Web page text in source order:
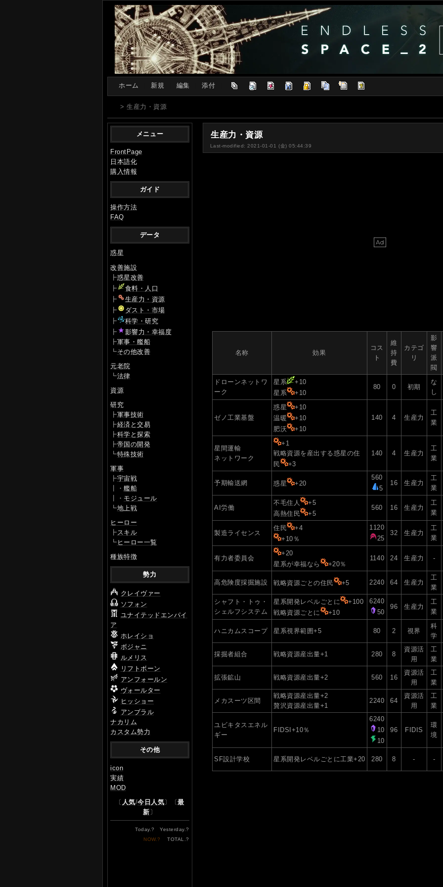
ホーム 新規 編集 添付
> 生産力・資源
生産力・資源
Last-modified: 2021-01-01 (金) 05:44:39
名称 効果
コス
ト
維
持
費
カテゴ
リ
影
響
派
閥
ドローンネットワ
ーク
星系
+10
星系
+10
80 0 初期
な
し
ゼノ工業基盤
惑星
+10
温暖
+10
肥沃
+10
140 4 生産力
工
業
星間運輸
ネットワーク
+1
戦略資源を産出する惑星の住
民
+3
140 4 生産力
工
業
予期輸送網 惑星 +20
560
5
16 生産力
工
業
AI労働
不毛住人
+5
高熱住民
+5
560 16 生産力
工
業
製造ライセンス
住民
+4
+10％
1120
25
32 生産力
工
業
有力者委員会
+20
星系が幸福なら
+20％
1140 24 生産力 -
高危険度採掘施設 戦略資源ごとの住民 +5 2240 64 生産力
工
業
シャフト・トゥ・
シェルフシステム
星系開発レベルごとに
+100
戦略資源ごとに
+10
6240
50
96 生産力
工
業
ハニカムスコープ 星系視界範囲+5 80 2 視界
科
学
採掘者組合 戦略資源産出量+1 280 8
資源活
用
工
業
拡張鉱山 戦略資源産出量+2 560 16
資源活
用
工
業
メカスーツ区間
戦略資源産出量+2
贅沢資源産出量+1
2240 64
資源活
用
工
業
ユビキタスエネル
ギー
FIDSI+10％
6240
10
10
96 FIDIS
環
境
SF設計学校 星系開発レベルごとに工業+20 280 8 - -
メニュー
FrontPage
日本語化
購入情報
ガイド
操作方法
FAQ
データ
惑星
改善施設
┣惑星改善
┣
食料・人口
┣
生産力・資源
┣
ダスト・市場
┣
科学・研究
┣
影響力・幸福度
┣軍事・艦船
┗その他改善
元老院
┗法律
資源
研究
┣軍事技術
┣経済と交易
┣科学と探索
┣帝国の開発
┗特殊技術
軍事
┣宇宙戦
┃・艦船
┃・ モジュール
┗地上戦
ヒーロー
┣スキル
┗ ヒーロー一覧
種族特徴
勢力
クレイヴァー
ソフォン
ユナイテッドエンパイ
ア
ホレイショ
ボジャニ
ルメリス
リフトボーン
アンフォールン
ヴォールター
ヒッショー
アンブラル
ナカリム
カスタム勢力
その他
icon
実績
MOD
〔 人気/今日人気〕〔最
新 〕
Today.? Yesterday.?
NOW.? TOTAL.?